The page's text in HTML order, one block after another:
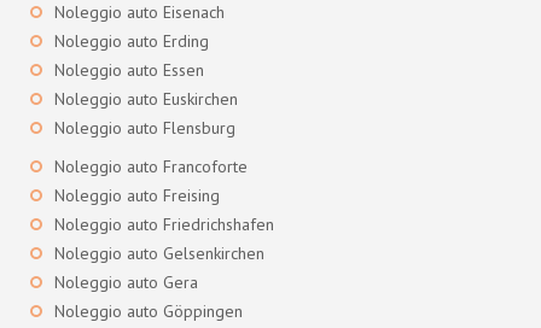
Noleggio auto Eisenach
Noleggio auto Erding
Noleggio auto Essen
Noleggio auto Euskirchen
Noleggio auto Flensburg
Noleggio auto Francoforte
Noleggio auto Freising
Noleggio auto Friedrichshafen
Noleggio auto Gelsenkirchen
Noleggio auto Gera
Noleggio auto Göppingen